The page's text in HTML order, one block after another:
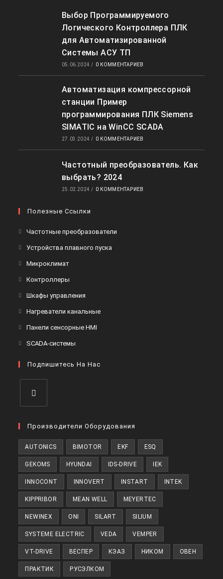
Выбор Программируемого
Логического Контроллера ПЛК
для Автоматизированной
Системы АСУ ТП
05.06.2024 / 0 КОММЕНТАРИЕВ
Автоматизация компрессорной
станции Пример
программирования ПЛК Siemens
SIMATIC на WinCC SCADA
27.03.2024 / 0 КОММЕНТАРИЕВ
Частотный преобразователь. Как
выбрать? 2024
25.02.2024 / 0 КОММЕНТАРИЕВ
Полезные Ссылки
Частотные преобразователи
Устройства плавного пуска
МикроклиматОткроется
вкладке
Контроллеры
вкладке
Шкафы управления
вкладке
Нагреватели канальныеОткроется
Панели сенсорные HMI
вкладке
SCADA-системы
новой
Подпишитесь На Нас
в
вкладке
Производители Оборудования
AUTONICS BIMOTOR EKF ESQ
GEKOMS HYUNDAI IDS-DRIVE IEK
INNOCONT INNOVERT INSTART INTEK
KIPPRIBOR MEAN WELL MEYERTEC
NEWINEX ONI SILART SILIUM
SYSTEME ELECTRIC VEDA VEMPER
VT-DRIVE ВЕСПЕР КЭАЗ НИКОМ ОВЕН
ПРАКТИК РУСЭЛКОМ